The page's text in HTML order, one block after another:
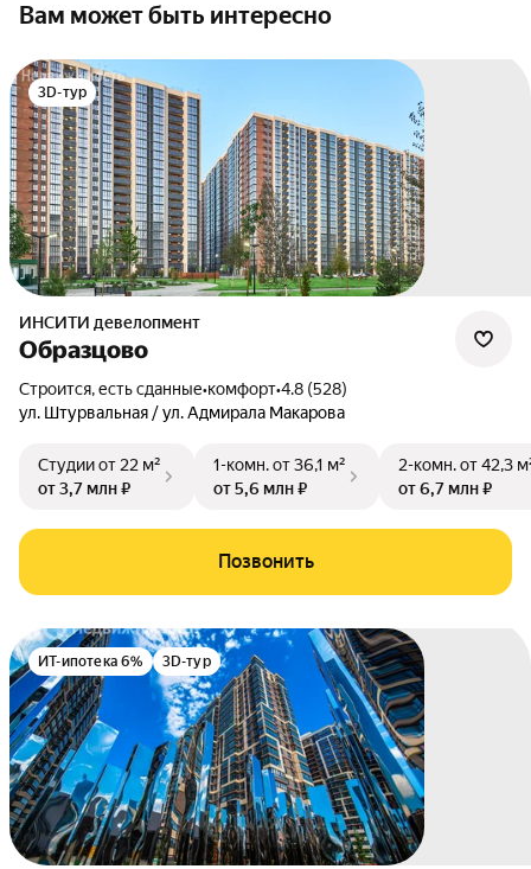
Вам может быть интересно
3D-тур
ИНСИТИ девелопмент
Образцово
Строится, есть сданные•комфорт•4.8 (528)
ул. Штурвальная / ул. Адмирала Макарова
Студииот 22 м²
от 3,7 млн ₽
1-комн.от 36,1 м²
от 5,6 млн ₽
2-комн.от 42,3
от 6,7 млн ₽
Позвонить
ИТ-ипотека 6% 3D-тур